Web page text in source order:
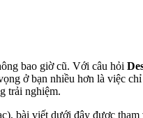
bao giờ cũ. Với câu hỏi
ở bạn nhiều hơn là việc
trải nghiệm.
bài viết dưới đây được